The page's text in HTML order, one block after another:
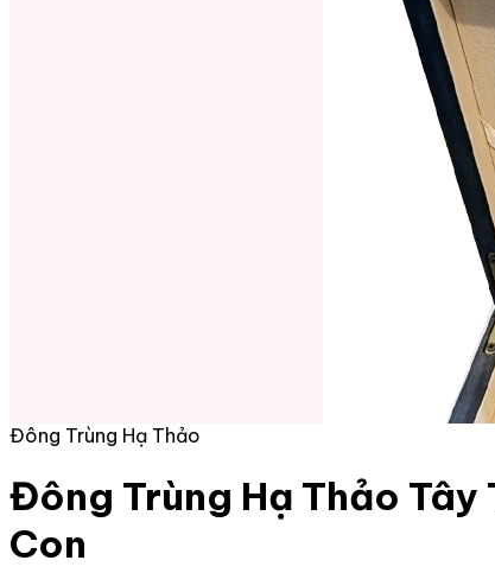
Đông Trùng Hạ Thảo
Đông Trùng Hạ Thảo Tây
Con